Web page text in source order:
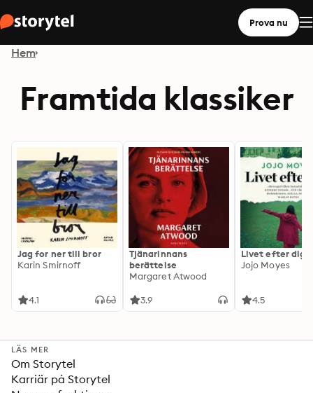
Prova nu
Hem
Framtida klassiker
Jag for ner till bror
Karin Smirnoff
4.1
Tjänarinnans
berättelse
Margaret Atwood
3.9
Livet efter dig
Jojo Moyes
4.5
LÄS MER
Om Storytel
Karriär på Storytel